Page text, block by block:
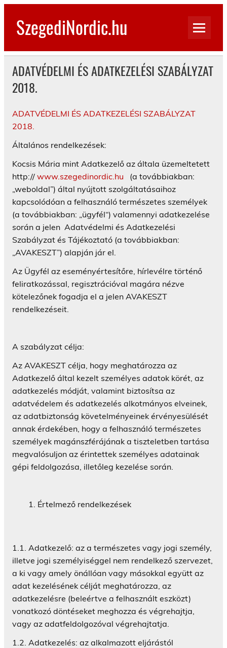
Skip
contentSzegediNordic.hu
ADATVÉDELMI ÉS ADATKEZELÉSI SZABÁLYZAT
2018.
ADATVÉDELMI ÉS ADATKEZELÉSI SZABÁLYZAT
2018.
Általános rendelkezések:
Kocsis Mária mint Adatkezelő az általa üzemeltetett
http:// www.szegedinordic.hu (a továbbiakban:
„weboldal”) által nyújtott szolgáltatásaihoz
kapcsolódóan a felhasználó természetes személyek
(a továbbiakban: „ügyfél“) valamennyi adatkezelése
során a jelen Adatvédelmi és Adatkezelési
Szabályzat és Tájékoztató (a továbbiakban:
„AVAKESZT”) alapján jár el.
Az Ügyfél az eseményértesítőre, hírlevélre történő
feliratkozással, regisztrációval magára nézve
kötelezőnek fogadja el a jelen AVAKESZT
rendelkezéseit.
A szabályzat célja:
Az AVAKESZT célja, hogy meghatározza az
Adatkezelő által kezelt személyes adatok körét, az
adatkezelés módját, valamint biztosítsa az
adatvédelem és adatkezelés alkotmányos elveinek,
az adatbiztonság követelményeinek érvényesülését
annak érdekében, hogy a felhasználó természetes
személyek magánszférájának a tiszteletben tartása
megvalósuljon az érintettek személyes adatainak
gépi feldolgozása, illetőleg kezelése során.
Értelmező rendelkezések
1.1. Adatkezelő: az a természetes vagy jogi személy,
illetve jogi személyiséggel nem rendelkező szervezet,
a ki vagy amely önállóan vagy másokkal együtt az
adat kezelésének célját meghatározza, az
adatkezelésre (beleértve a felhasznált eszközt)
vonatkozó döntéseket meghozza és végrehajtja,
vagy az adatfeldolgozóval végrehajtatja.
1.2. Adatkezelés: az alkalmazott eljárástól